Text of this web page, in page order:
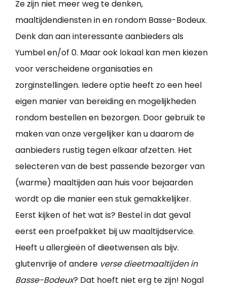
Ze zijn niet meer weg te denken,
maaltijdendiensten in en rondom Basse-Bodeux.
Denk dan aan interessante aanbieders als
Yumbel en/of 0. Maar ook lokaal kan men kiezen
voor verscheidene organisaties en
zorginstellingen. Iedere optie heeft zo een heel
eigen manier van bereiding en mogelijkheden
rondom bestellen en bezorgen. Door gebruik te
maken van onze vergelijker kan u daarom de
aanbieders rustig tegen elkaar afzetten. Het
selecteren van de best passende bezorger van
(warme) maaltijden aan huis voor bejaarden
wordt op die manier een stuk gemakkelijker.
Eerst kijken of het wat is? Bestel in dat geval
eerst een proefpakket bij uw maaltijdservice.
Heeft u allergieën of dieetwensen als bijv.
glutenvrije of andere verse dieetmaaltijden in
Basse-Bodeux? Dat hoeft niet erg te zijn! Nogal